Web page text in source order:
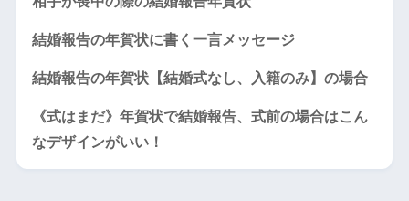
結婚報告の年賀状に書く一言メッセージ
結婚報告の年賀状【結婚式なし、入籍のみ】の場合
《式はまだ》年賀状で結婚報告、式前の場合はこん
なデザインがいい！